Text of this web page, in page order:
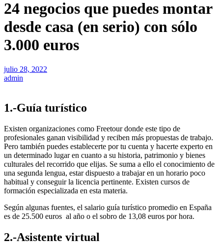
24 negocios que puedes montar
desde casa (en serio) con sólo
3.000 euros
julio 28, 2022
admin
1.-Guía turístico
Existen organizaciones como Freetour donde este tipo de
profesionales ganan visibilidad y reciben más propuestas de trabajo.
Pero también puedes establecerte por tu cuenta y hacerte experto en
un determinado lugar en cuanto a su historia, patrimonio y bienes
culturales del recorrido que elijas. Se suma a ello el conocimiento de
una segunda lengua, estar dispuesto a trabajar en un horario poco
habitual y conseguir la licencia pertinente. Existen cursos de
formación especializada en esta materia.
Según algunas fuentes, el salario guía turístico promedio en España
es de 25.500 euros al año o el sobro de 13,08 euros por hora.
2.-Asistente virtual